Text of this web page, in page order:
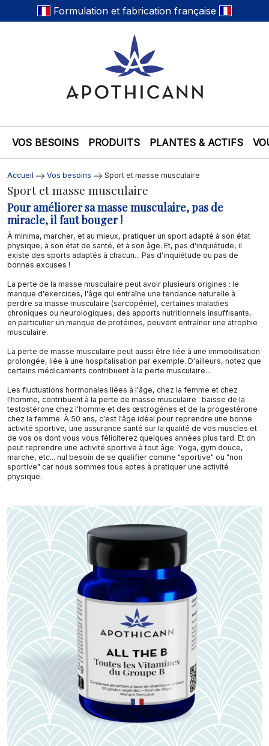
Formulation et fabrication française
VOS BESOINS PRODUITS PLANTES & ACTIFS
Accueil Vos besoins Sport et masse musculaire
Sport et masse musculaire
Pour améliorer sa masse musculaire, pas de
miracle, il faut bouger !
À minima, marcher, et au mieux, pratiquer un sport adapté à son état
physique, à son état de santé, et à son âge. Et, pas d'inquiétude, il
existe des sports adaptés à chacun... Pas d'inquiétude ou pas de
bonnes excuses !
La perte de la masse musculaire peut avoir plusieurs origines : le
manque d'exercices, l'âge qui entraîne une tendance naturelle à
perdre sa masse musculaire (sarcopénie), certaines maladies
chroniques ou neurologiques, des apports nutritionnels insuffisants,
en particulier un manque de protéines, peuvent entraîner une atrophie
musculaire.
La perte de masse musculaire peut aussi être liée à une immobilisation
prolongée, liée à une hospitalisation par exemple. D'ailleurs, notez que
certains médicaments contribuent à la perte musculaire...
Les fluctuations hormonales liées à l'âge, chez la femme et chez
l'homme, contribuent à la perte de masse musculaire : baisse de la
testostérone chez l'homme et des œstrogènes et de la progestérone
chez la femme. À 50 ans, c'est l'âge idéal pour reprendre une bonne
activité sportive, une assurance santé sur la qualité de vos muscles et
de vos os dont vous vous féliciterez quelques années plus tard. Et on
peut reprendre une activité sportive à tout âge. Yoga, gym douce,
marche, etc... nul besoin de se qualifier comme "sportive" ou "non
sportive" car nous sommes tous aptes à pratiquer une activité
physique.